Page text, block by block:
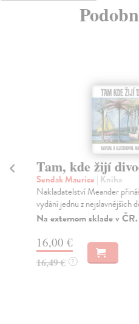
Tam, kde žijí
Sendak Maurice | Kniha
Nakladatelství Meander
vydání jednu z nejslavnějších
Na externom sklade v
16,00 €
16,49 € ?